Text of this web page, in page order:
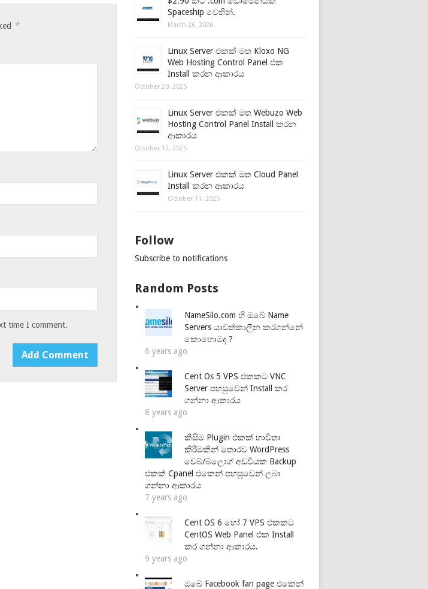
*
time I comment.
Spaceship වෙතින්.
March 26, 2026
Linux Server එකක් මත Kloxo NG
Web Hosting Control Panel එක
Install කරන ආකාරය
October 20, 2025
Linux Server එකක් මත Webuzo Web
Hosting Control Panel Install කරන
ආකාරය
October 12, 2025
Linux Server එකක් මත Cloud Panel
Install කරන ආකාරය
October 11, 2025
Follow
Subscribe to notifications
Random Posts
NameSilo.com හි ඔබේ Name
Servers යාවත්කාලීන කරගන්නේ
කොහොමද ?
6 years ago
Cent Os 5 VPS එකකට VNC
Server පහසුවෙන් Install කර
ගන්නා ආකාරය
8 years ago
කිසිම Plugin එකක් භාවිතා
කිරීමකින් තොරව WordPress
වෙබ්/බ්ලොග් අඩවියක Backup
එකක් Cpanel එකෙන් පහසුවෙන් ලබා
ගන්නා ආකාරය
7 years ago
Cent OS 6 හෝ 7 VPS එකකට
CentOS Web Panel එක Install
කර ගන්නා ආකාරය.
9 years ago
ඔබේ Facebook fan page එකෙන්